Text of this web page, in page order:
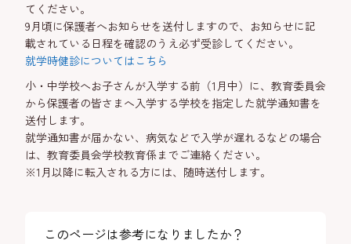
てください。
9月頃に保護者へお知らせを送付しますので、お知らせに記
載されている日程を確認のうえ必ず受診してください。
就学時健診についてはこちら
小・中学校へお子さんが入学する前（1月中）に、教育委員会
から保護者の皆さまへ入学する学校を指定した就学通知書を
送付します。
就学通知書が届かない、病気などで入学が遅れるなどの場合
は、教育委員会学校教育係までご連絡ください。
※1月以降に転入される方には、随時送付します。
このページは参考になりましたか？